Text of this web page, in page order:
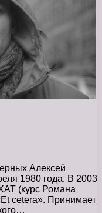
Алексей
1980 года. В 2003
(курс Романа
cetera». Принимает